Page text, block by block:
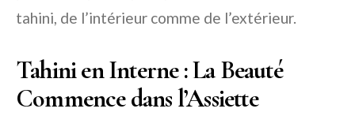
tahini, de l’intérieur comme de l’extérieur.
Tahini en Interne : La Beauté
Commence dans l’Assiette